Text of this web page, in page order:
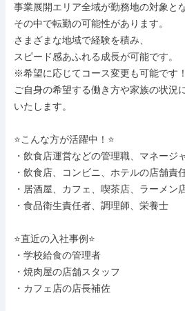
事業展開エリア全域が勤務地の対象とな
その中で転勤の可能性があります。
さまざまな地域で経験を積み、
スピード感あふれる成長が可能です。
※希望に応じてコース変更も可能です
ご自身の希望する働き方や家族の状況
いたします。
⭐こんな方が活躍中！⭐
・飲食店運営などの管理職、マネージ
・飲食店、コンビニ、ホテルの店舗責
・居酒屋、カフェ、喫茶店、ラーメン
・食品衛生責任者、調理師、栄養士
⭐直近の入社事例⭐
・学校給食の管理者
・焼肉屋の店舗スタッフ
・カフェ店の店長補佐